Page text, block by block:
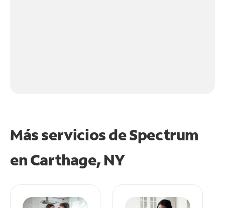
Más servicios de Spectrum
enCarthage, NY